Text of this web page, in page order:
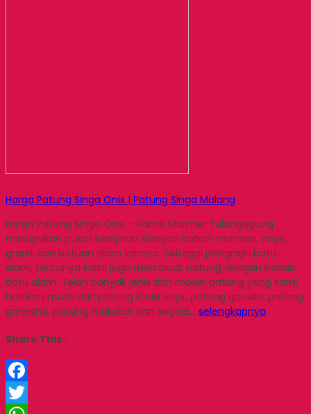
Harga Patung Singa Onix | Patung Singa Malang
Harga Patung Singa Onix – Pabrik Marmer Tulungagung
merupakan pusat kerajinan dengan bahan marmer, onyx,
granit dan batuan alam lainnya. Sebagai pengrajin batu
alam, tentunya kami juga membuat patung dengan bahan
batu alam. Telah banyak jenis dan model patung yang kami
hasilkan muali dari patung kuda onyx, patung garuda, patung
ganesha, patung malaikat dan segala… selengkapnya
Share This :
Facebook